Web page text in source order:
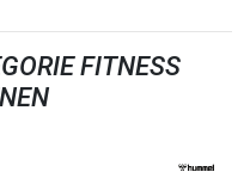
FITNESS